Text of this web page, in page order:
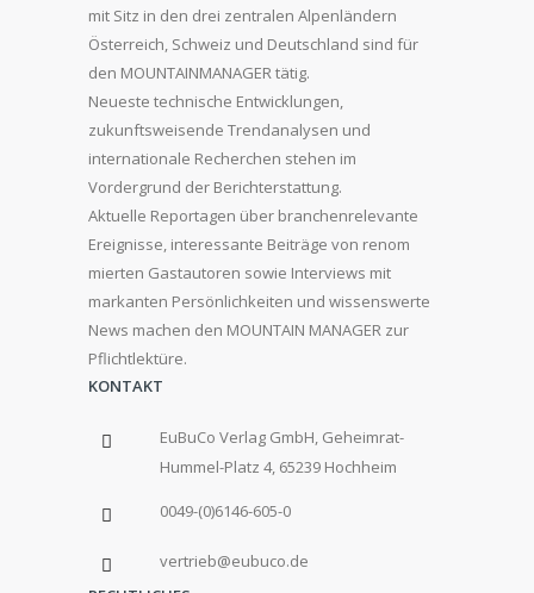
mit Sitz in den drei zentralen Alpenländern
Österreich, Schweiz und Deutschland sind für
den MOUNTAINMANAGER tätig.
Neueste technische Entwicklungen,
zukunftsweisende Trendanalysen und
internationale Recherchen stehen im
Vordergrund der Berichterstattung.
Aktuelle Reportagen über branchenrelevante
Ereignisse, interessante Beiträge von renom
mierten Gastautoren sowie Interviews mit
markanten Persönlichkeiten und wissenswerte
News machen den MOUNTAIN MANAGER zur
Pflichtlektüre.
KONTAKT
EuBuCo Verlag GmbH, Geheimrat-
Hummel-Platz 4, 65239 Hochheim
0049-(0)6146-605-0
vertrieb@eubuco.de